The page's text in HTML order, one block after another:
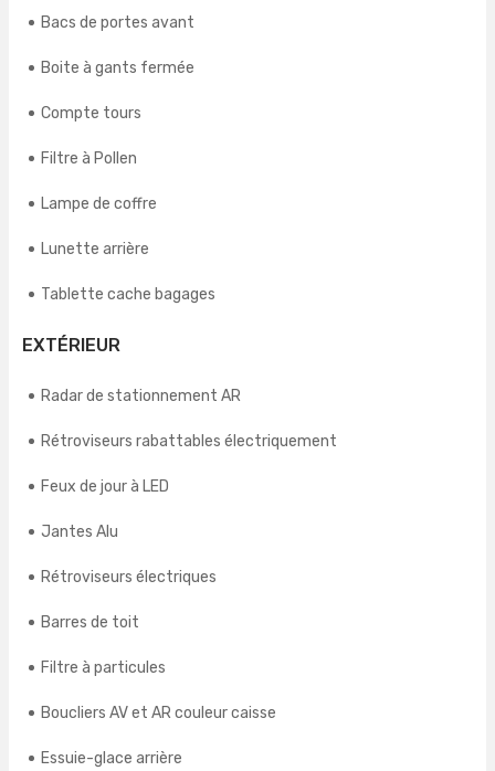
Bacs de portes avant
Boite à gants fermée
Compte tours
Filtre à Pollen
Lampe de coffre
Lunette arrière
Tablette cache bagages
EXTÉRIEUR
Radar de stationnement AR
Rétroviseurs rabattables électriquement
Feux de jour à LED
Jantes Alu
Rétroviseurs électriques
Barres de toit
Filtre à particules
Boucliers AV et AR couleur caisse
Essuie-glace arrière